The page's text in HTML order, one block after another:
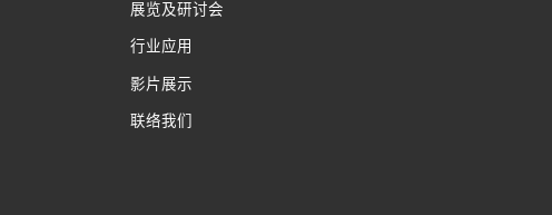
展览及研讨会
行业应用
影片展示
联络我们